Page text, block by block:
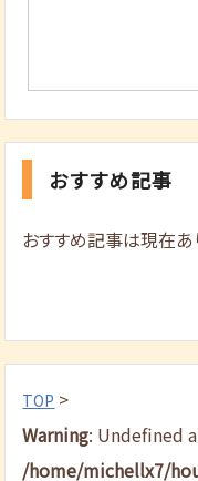
おすすめ記事
おすすめ記事は現在あ
TOP >
Warning: Undefined
/home/michellx7/